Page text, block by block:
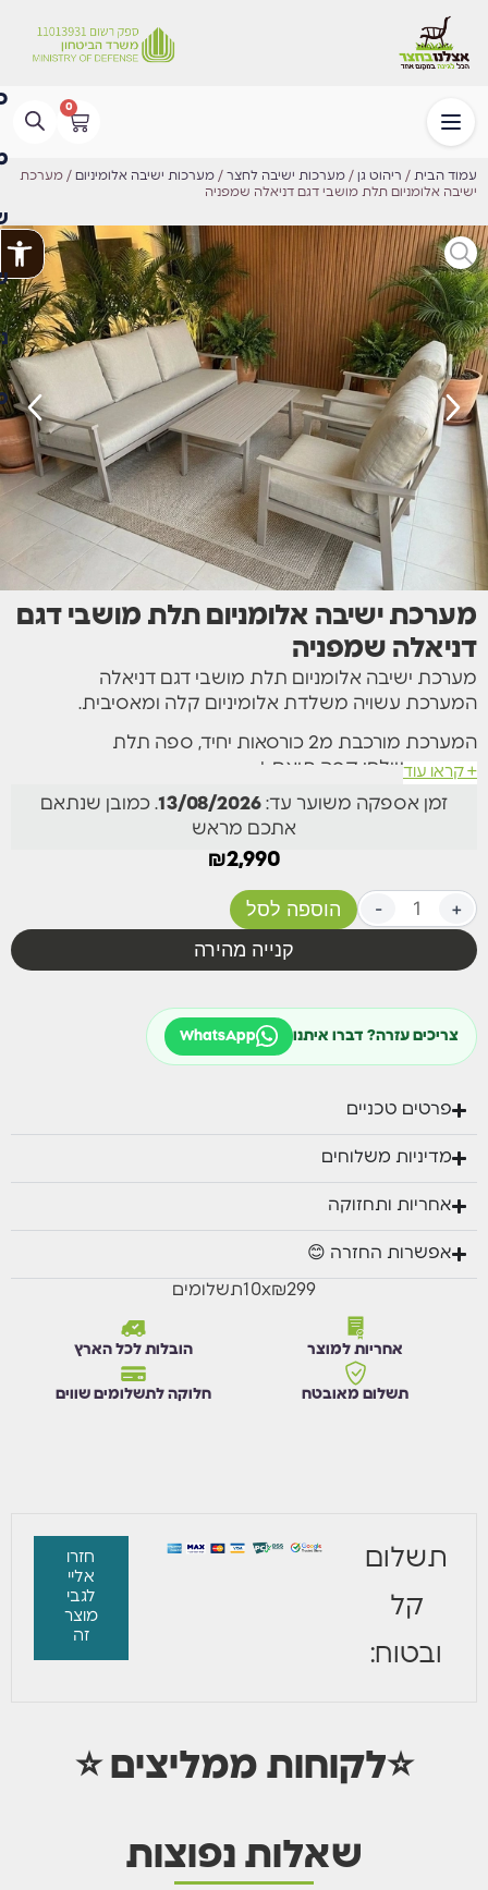
0
עמוד הבית / ריהוט גן / מערכות ישיבה לחצר / מערכות ישיבה אלומיניום / מערכת
ישיבה אלומניום תלת מושבי דגם דניאלה שמפניה
מערכת ישיבה אלומניום תלת מושבי דגם
דניאלה שמפניה
מערכת ישיבה אלומניום תלת מושבי דגם דניאלה
המערכת עשויה משלדת אלומיניום קלה ומאסיבית.
המערכת מורכבת מ2 כורסאות יחיד, ספה תלת
מושבית,שולחן קפה תואם +
כריות עבות ורכות במיוחד המספקות חוויית ישיבה מפנקת
ביותר עשויות מבד רך ונעים למגע,
הכריות ניתנות לכיבוס ע”י שליפה באמצעות רוכסן הנמצא
בגב כל כרית.
מידות ומפרט:
זמין בצבע לבן או אפור כהה
כורסאות יחיד: 74/80 ס”מ.
שולחן תואם: 120/59 ס”מ
+ קראו עוד
זמן אספקה משוער עד: 13/08/2026. כמובן שנתאם
אתכם מראש
₪2,990
- +
הוספה לסל
קנייה מהירה
צריכים עזרה? דברו איתנו WhatsApp
פרטים טכניים
מדיניות משלוחים
אחריות ותחזוקה
אפשרות החזרה 😊
₪299
x
10תשלומים
אחריות למוצר הובלות לכל הארץ
תשלום מאובטח חלוקה לתשלומים שווים
תשלום
קל
ובטוח:
חזרו
אליי
לגבי
מוצר
זה
⭐לקוחות ממליצים ⭐
שאלות נפוצות